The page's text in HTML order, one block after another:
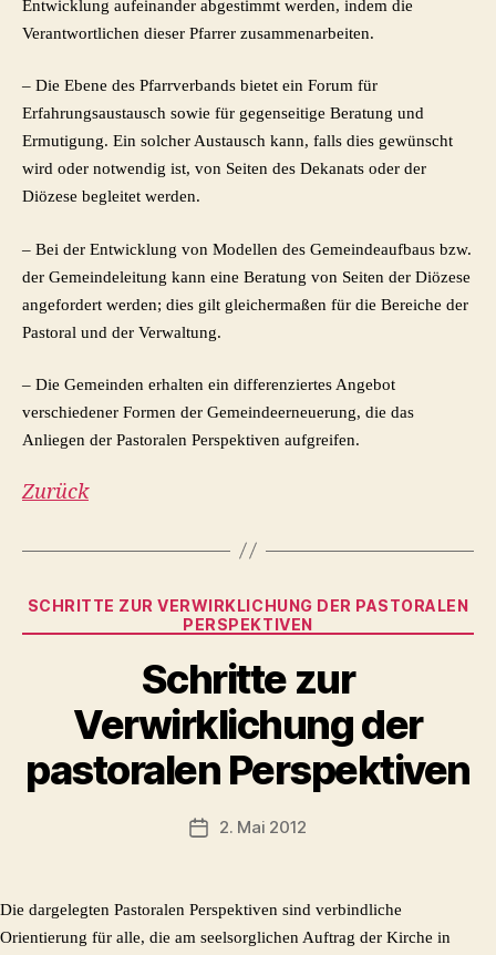
Entwicklung aufeinander abgestimmt werden, indem die
Verantwortlichen dieser Pfarrer zusammenarbeiten.
– Die Ebene des Pfarrverbands bietet ein Forum für
Erfahrungsaustausch sowie für gegenseitige Beratung und
Ermutigung. Ein solcher Austausch kann, falls dies gewünscht
wird oder notwendig ist, von Seiten des Dekanats oder der
Diözese begleitet werden.
– Bei der Entwicklung von Modellen des Gemeindeaufbaus bzw.
der Gemeindeleitung kann eine Beratung von Seiten der Diözese
angefordert werden; dies gilt gleichermaßen für die Bereiche der
Pastoral und der Verwaltung.
– Die Gemeinden erhalten ein differenziertes Angebot
verschiedener Formen der Gemeindeerneuerung, die das
Anliegen der Pastoralen Perspektiven aufgreifen.
Zurück
Kategorien
SCHRITTE ZUR VERWIRKLICHUNG DER PASTORALEN
PERSPEKTIVEN
Schritte zur
Verwirklichung der
pastoralen Perspektiven
Veröffentlichungsdatum
2. Mai 2012
Die dargelegten Pastoralen Perspektiven sind verbindliche
Orientierung für alle, die am seelsorglichen Auftrag der Kirche in